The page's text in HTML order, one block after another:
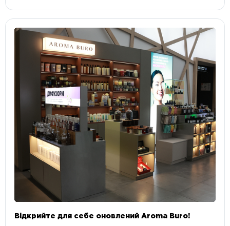
Відкрийте для себе оновлений Aroma Buro! ⠀